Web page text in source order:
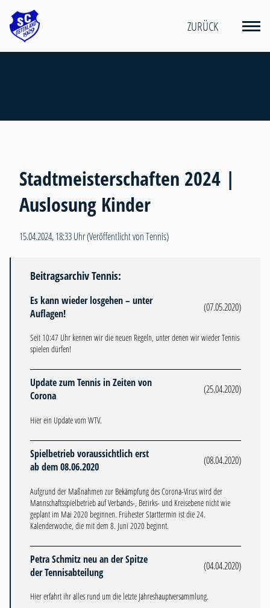
ZURÜCK
Stadtmeisterschaften 2024 |
Auslosung Kinder
15.04.2024, 18:33 Uhr(Veröffentlicht von Tennis)
Beitragsarchiv Tennis:
Es kann wieder losgehen – unter
Auflagen!
(07.05.2020)
Seit 10:47 Uhr kennen wir die neuen Regeln, unter denen wir wieder Tennis
spielen dürfen!
Update zum Tennis in Zeiten von
Corona
(25.04.2020)
Hier ein Update vom WTV.
Spielbetrieb voraussichtlich erst
ab dem 08.06.2020
(08.04.2020)
Aufgrund der Maßnahmen zur Bekämpfung des Corona-Virus wird der
Mannschaftsspielbetrieb auf Verbands-, Bezirks- und Kreisebene nicht wie
geplant im Mai 2020 beginnen. Frühester Starttermin ist die 24.
Kalenderwoche, die mit dem 8. Juni 2020 beginnt.
Petra Schmitz neu an der Spitze
der Tennisabteilung
(04.04.2020)
Hier erfahrt ihr alles rund um die letzte Jahreshauptversammlung.